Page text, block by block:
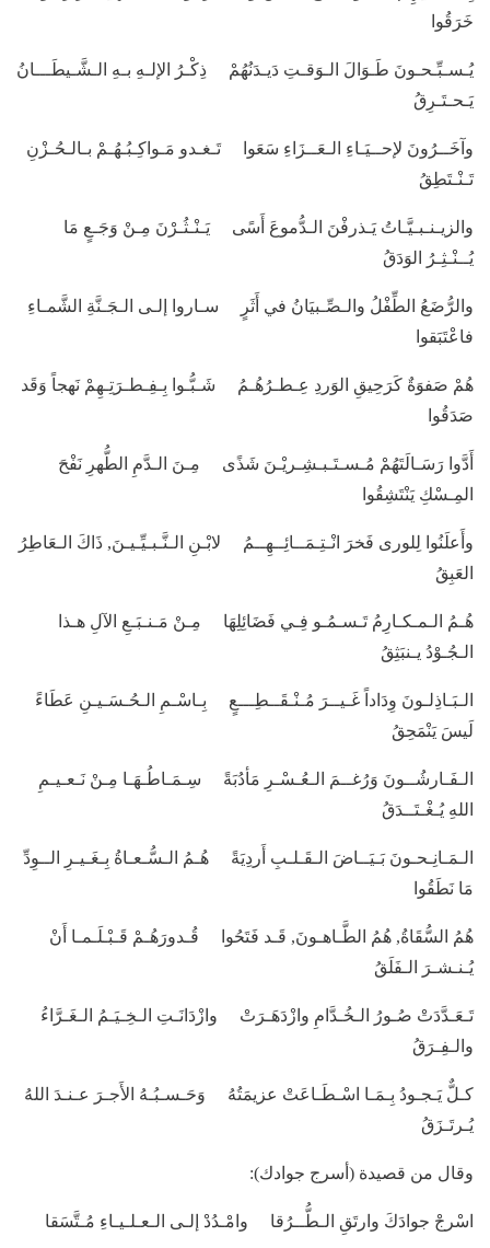
خَرَقُوا
يُـسـبِّـحـونَ طَـوَالَ الـوَقـتِ دَيـدَنُهُمْ ذِكْـرُ الإلـهِ بـهِ الـشَّـيطَـــانُ
يَـحـتَـرِقُ
وآخَــرُونَ لإحــيَـاءِ الـعَــزَاءِ سَعَوا تَـغـدو مَـواكِـبُـهُـمْ بـالـحُـزْنِ
تَـنْـتَطِقُ
والزيـنـبـيَّـاتُ يَـذرفْنَ الـدُّموعَ أَسًى يَـنْـثُـرْنَ مِـنْ وَجَـعٍ مَا
يُــنْـثِـرُ الوَدَقُ
والرُّضَعُ الطِّفْلُ والـصِّـبيَانُ في أَثَرٍ سـاروا إلـى الـجَـنَّةِ الشَّمـاءِ
فاعْتَبَقوا
هُمْ صَفوَةٌ كَرَحِيقِ الوَردِ عِـطـرُهُـمُ شَـبُّـوا بِـفِـطـرَتِـهِمْ نَهجاً وَقَد
صَدَقُوا
أَدَّوا رَسَـالَتَهُمْ مُـسـتَـبـشِـريْـنَ شَذًى مِـنَ الـدَّمِ الطُّهرِ نَفْحَ
المِـسْكِ يَنْتَشِقُوا
وأَعلَنُوا لِلورى فَخرَ انْـتِـمَــائِــهِــمُ لابْـنِ الـنَّـبـيِّـيـنَ, ذَاكَ الـعَاطِرُ
العَبِقُ
هُـمُ الـمـكـارِمُ تَـسـمُـو فِـي فَضَائِلِهَا مِـنْ مَـنـبَـعِ الآلِ هـذا
الـجُـوْدُ يـنبَثِقُ
الـبَـاذِلـونَ وِدَاداً غَـيــرَ مُـنْـقَــطِـــعٍ بِـاسْـمِ الـحُـسَـيـنِ عَطَاءً
لَيسَ يَنْمَحِقُ
الـفَـارشُــونَ وَرُغــمَ الـعُـسْـرِ مَأدُبَةً سِـمَـاطُـهَـا مِـنْ نَـعـيـمِ
اللهِ يُـغْـتَــدَقُ
الـمَـانِـحـونَ بَـيَــاضَ الـقَـلـبِ أَردِيَةً هُـمُ الـسُّـعـاةُ بِـغَـيـرِ الــوِدِّ
مَا نَطَقُوا
هُمُ السُّقَاةُ, هُمُ الطَّـاهـونَ, قَـد فَتَحُوا قُـدورَهُـمْ قَـبْـلَـمـا أَنْ
يُـنـشـرَ الـفَلَقُ
تَـعَـدَّدَتْ صُـورُ الـخُـدَّامِ وازْدَهَـرَتْ وازْدَانَـتِ الـخِـيَـمُ الـغَـرَّاءُ
والـفِـرَقُ
كـلٌّ يَـجـودُ بِـمَـا اسْـطَـاعَتْ عزيمَتُهُ وَحَـسـبُـهُ الأَجـرَ عـنـدَ اللهُ
يُـرتَـزَقُ
وقال من قصيدة (أسرج جوادك):
اسْرجْ جوادَكَ وارتَقِ الـطُّــرُقا وامْـدُدْ إلـى الـعـلـيـاءِ مُـتَّسَقا